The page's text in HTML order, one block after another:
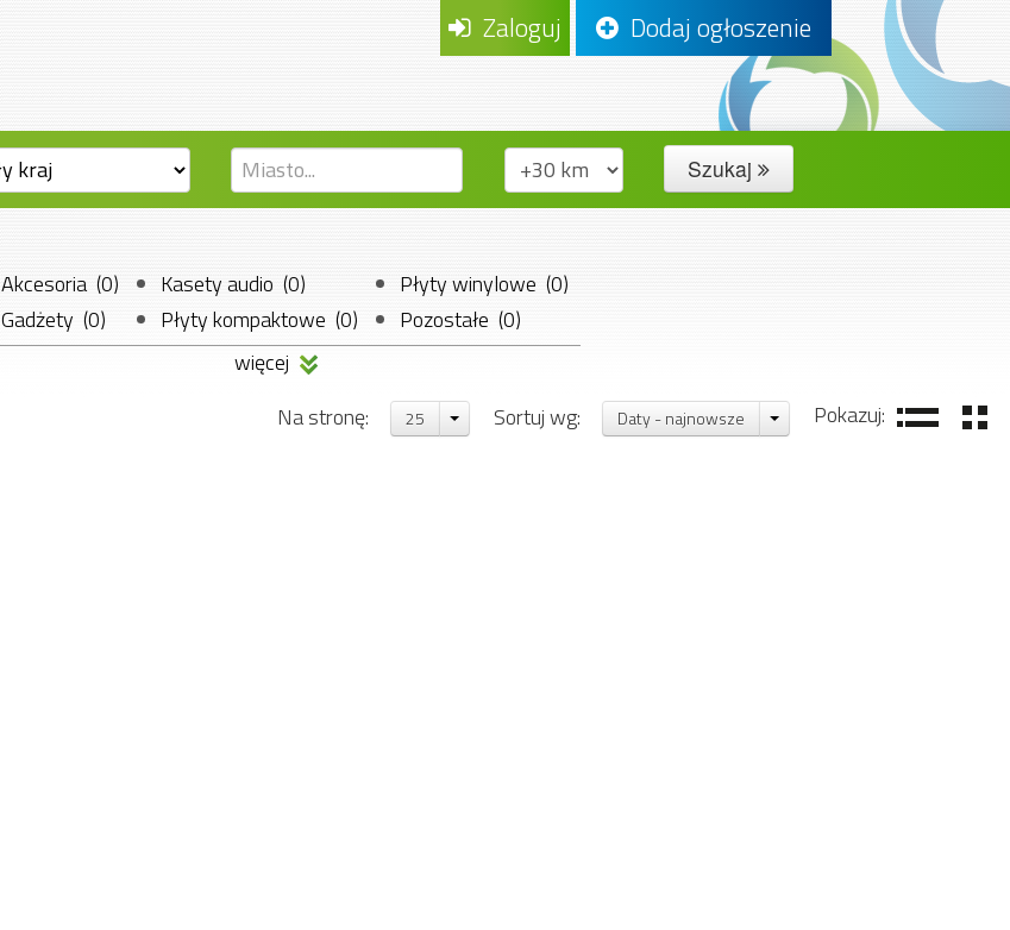
Zaloguj Dodaj ogłoszenie
Szukaj
Akcesoria (0)
Gadżety (0)
Kasety audio (0)
Płyty kompaktowe (0)
Płyty winylowe (0)
Pozostałe (0)
więcej
Pokazuj:
Sortuj wg: Daty - najnowsze
Na stronę: 25